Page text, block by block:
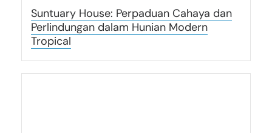
Suntuary House: Perpaduan Cahaya dan
Perlindungan dalam Hunian Modern
Tropical